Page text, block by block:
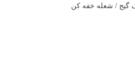
گیج / شعله خفه کن